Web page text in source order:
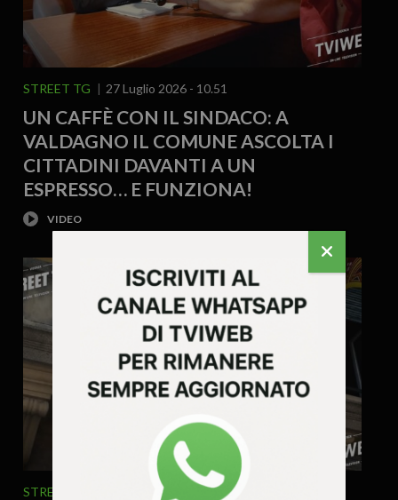
STREET TG 27 Luglio 2026 - 10.51
UN CAFFÈ CON IL SINDACO: A
VALDAGNO IL COMUNE ASCOLTA I
CITTADINI DAVANTI A UN
ESPRESSO… E FUNZIONA!
STREET TG 24 Luglio 2026 - 10.47